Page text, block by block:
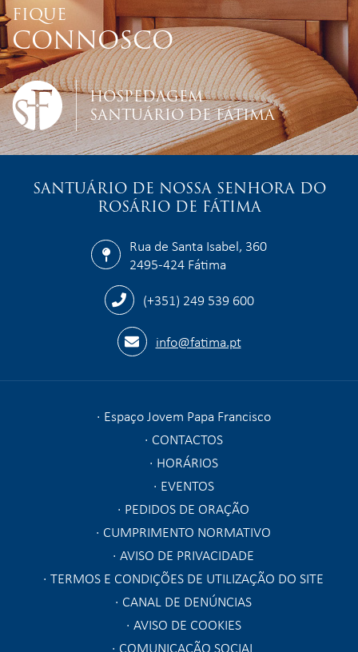
FIQUE
CONNOSCO
HOSPEDAGEM
SANTUÁRIO DE FÁTIMA
SANTUÁRIO DE NOSSA SENHORA DO
ROSÁRIO DE FÁTIMA
Rua de Santa Isabel, 360
2495-424 Fátima
(+351) 249 539 600
info@fatima.pt
Espaço Jovem Papa Francisco
CONTACTOS
HORÁRIOS
EVENTOS
PEDIDOS DE ORAÇÃO
CUMPRIMENTO NORMATIVO
AVISO DE PRIVACIDADE
TERMOS E CONDIÇÕES DE UTILIZAÇÃO DO SITE
CANAL DE DENÚNCIAS
AVISO DE COOKIES
COMUNICAÇÃO SOCIAL